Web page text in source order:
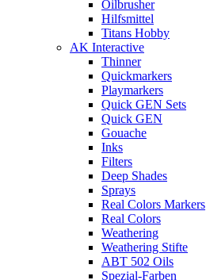
Oilbrusher
Hilfsmittel
Titans Hobby
AK Interactive
Thinner
Quickmarkers
Playmarkers
Quick GEN Sets
Quick GEN
Gouache
Inks
Filters
Deep Shades
Sprays
Real Colors Markers
Real Colors
Weathering
Weathering Stifte
ABT 502 Oils
Spezial-Farben